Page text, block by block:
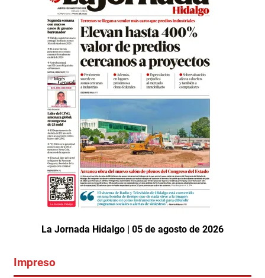
La Jornada Hidalgo | 05 de agosto de 2026
Impreso